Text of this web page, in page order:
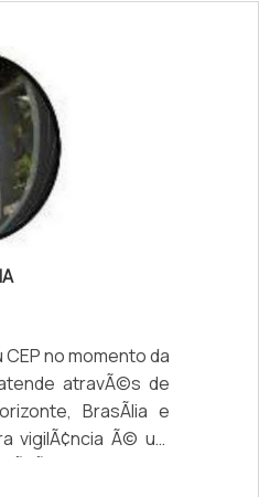
a
do thinnerO
material pode
ambientais, tais
solo e lençói.
no momento da
atravÃ©s de
BrasÃ­lia e
vigilÃ¢ncia Ã© um
que permite